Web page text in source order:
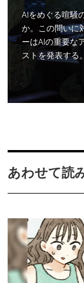
AIをめぐる喧騒
か。この問いに
ーはAIの重要な
ストを発表する。
あわせて読